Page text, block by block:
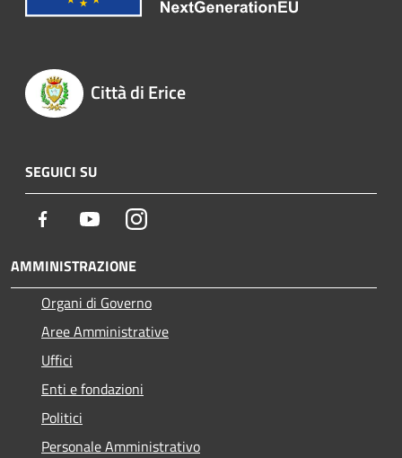
Città di Erice
SEGUICI SU
Facebook YoutubeInstagram
AMMINISTRAZIONE
Organi di Governo
Aree Amministrative
Uffici
Enti e fondazioni
Politici
Personale Amministrativo